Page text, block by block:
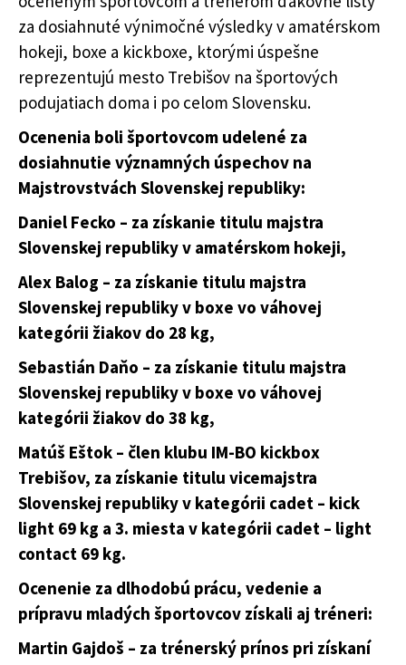
za dosiahnuté výnimočné výsledky v amatérskom
hokeji, boxe a kickboxe, ktorými úspešne
reprezentujú mesto Trebišov na športových
podujatiach doma i po celom Slovensku.
Ocenenia boli športovcom udelené za
dosiahnutie významných úspechov na
Majstrovstvách Slovenskej republiky:
Daniel Fecko – za získanie titulu majstra
Slovenskej republiky v amatérskom hokeji,
Alex Balog – za získanie titulu majstra
Slovenskej republiky v boxe vo váhovej
kategórii žiakov do 28 kg,
Sebastián Daňo – za získanie titulu majstra
Slovenskej republiky v boxe vo váhovej
kategórii žiakov do 38 kg,
Matúš Eštok – člen klubu IM-BO kickbox
Trebišov, za získanie titulu vicemajstra
Slovenskej republiky v kategórii cadet – kick
light 69 kg a 3. miesta v kategórii cadet – light
contact 69 kg.
Ocenenie za dlhodobú prácu, vedenie a
prípravu mladých športovcov získali aj tréneri:
Martin Gajdoš – za trénerský prínos pri získaní